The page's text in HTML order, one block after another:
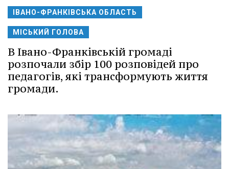
ІВАНО-ФРАНКІВСЬКА ОБЛАСТЬ
МІСЬКИЙ ГОЛОВА
В Івано-Франківській громаді
розпочали збір 100 розповідей про
педагогів, які трансформують життя
громади.